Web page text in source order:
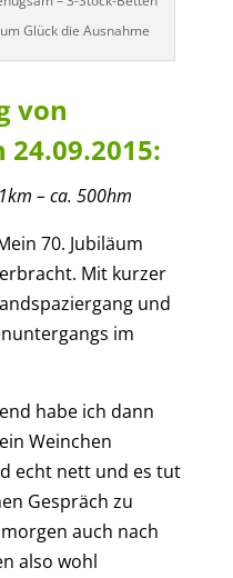
Glück die Ausnahme
von
km – ca. 500hm
70. Jubiläum
Mit kurzer
und
im
habe ich dann
Weinchen
echt nett und es tut
Gespräch zu
auch nach
also wohl